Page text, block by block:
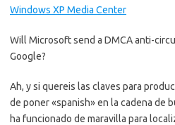
Windows XP Media Center
Will Microsoft send a DMCA anti-
Google?
Ah, y si quereis las claves para
de poner «spanish» en la cadena de
ha funcionado de maravilla para